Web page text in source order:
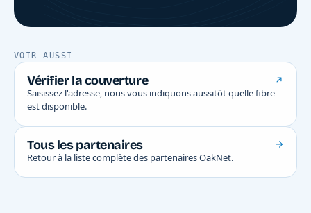
VOIR AUSSI
Vérifier la couverture
Saisissez l'adresse, nous vous indiquons aussitôt quelle fibre
est disponible.
Tous les partenaires
Retour à la liste complète des partenaires OakNet.